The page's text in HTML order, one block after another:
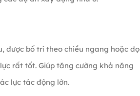
được bố trí theo chiều ngang hoặc
rất tốt. Giúp tăng cường khả năng
lực tác động lớn.